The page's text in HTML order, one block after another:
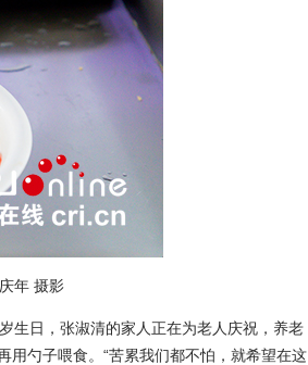
年 摄影
日，张淑清的家人正在为老人庆祝，养老
用勺子喂食。“苦累我们都不怕，就希望在这